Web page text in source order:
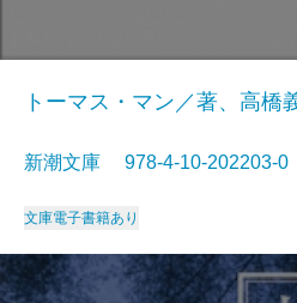
トーマス・マン／著、高橋
新潮文庫 978-4-10-
文庫電子書籍あり